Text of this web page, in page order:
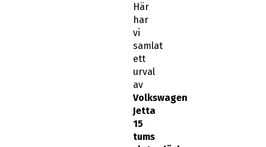
Här
har
vi
samlat
ett
urval
av
Volkswagen
Jetta
15
tums